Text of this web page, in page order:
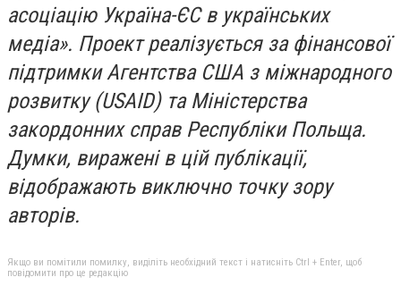
асоціацію Україна-ЄС в українських
медіа». Проект реалізується за фінансової
підтримки Агентства США з міжнародного
розвитку (USAID) та Міністерства
закордонних справ Республіки Польща.
Думки, виражені в цій публікації,
відображають виключно точку зору
авторів.
Якщо ви помітили помилку, виділіть необхідний текст і натисніть Ctrl + Enter, щоб
повідомити про це редакцію